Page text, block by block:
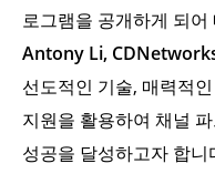
로그램을 공개하게 되
Antony Li,
선도적인 기술, 매력적
지원을 활용하여 채널
성공을 달성하고자 합니